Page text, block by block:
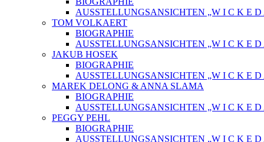
AUSSTELLUNGSANSICHTEN „W I C K E D
TOM VOLKAERT
BIOGRAPHIE
AUSSTELLUNGSANSICHTEN „W I C K E D
JAKUB HOSEK
BIOGRAPHIE
AUSSTELLUNGSANSICHTEN „W I C K E D
MAREK DELONG & ANNA SLAMA
BIOGRAPHIE
AUSSTELLUNGSANSICHTEN „W I C K E D
PEGGY PEHL
BIOGRAPHIE
AUSSTELLUNGSANSICHTEN „W I C K E D